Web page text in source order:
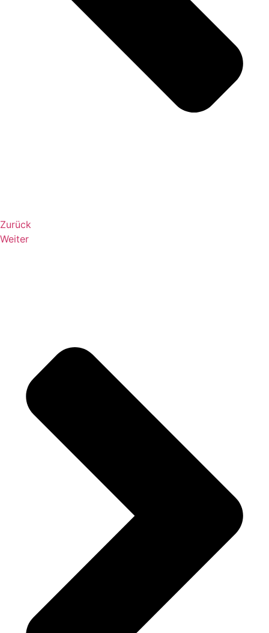
Zurück
Weiter